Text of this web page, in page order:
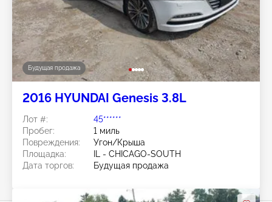
Будущая продажа
2016 HYUNDAI Genesis 3.8L
Лот #:
45******
Пробег:
1 миль
Повреждения:
Угон/Крыша
Площадка:
IL - CHICAGO-SOUTH
Дата торгов:
Будущая продажа